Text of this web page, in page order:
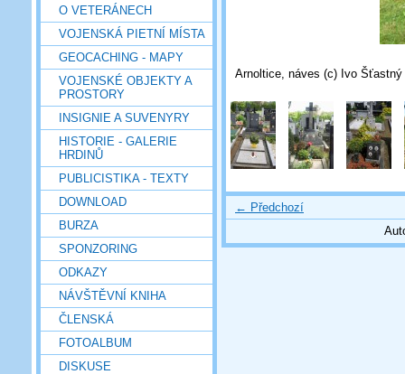
O VETERÁNECH
VOJENSKÁ PIETNÍ MÍSTA
GEOCACHING - MAPY
VOJENSKÉ OBJEKTY A
PROSTORY
INSIGNIE A SUVENYRY
HISTORIE - GALERIE
HRDINŮ
PUBLICISTIKA - TEXTY
DOWNLOAD
BURZA
SPONZORING
ODKAZY
NÁVŠTĚVNÍ KNIHA
ČLENSKÁ
FOTOALBUM
DISKUSE
Arnoltice, náves (c) Ivo Šťastný
← Předchozí